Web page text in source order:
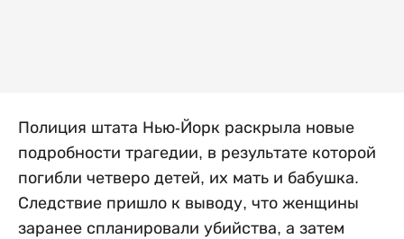
Полиция штата Нью-Йорк раскрыла новые
подробности трагедии, в результате которой
погибли четверо детей, их мать и бабушка.
Следствие пришло к выводу, что женщины
заранее спланировали убийства, а затем